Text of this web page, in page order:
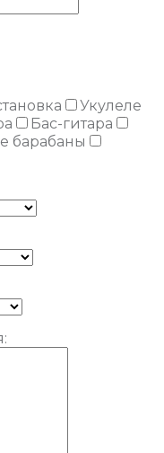
Укулеле
Бас-гитара
барабаны